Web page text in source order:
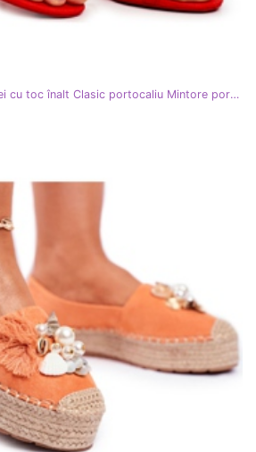
PS1 Sandale pentru femei cu toc înalt Clasic portocaliu Mintore portocale